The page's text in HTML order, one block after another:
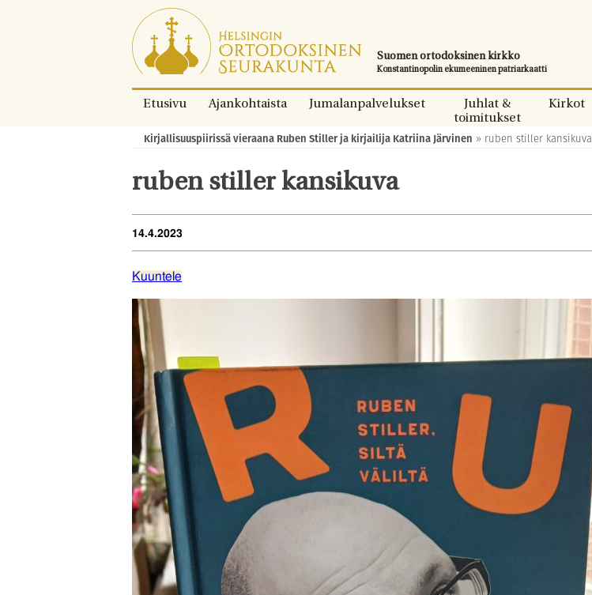
Siirry
suoraan
sisältöön.
Suomen ortodoksinen kirkko
Konstantinopolin ekumeeninen patriarkaatti
Etusivu Ajankohtaista Jumalanpalvelukset
Juhlat &
toimitukset
Kirkot
Murupolku:
Kirjallisuuspiirissä vieraana Ruben Stiller ja kirjailija Katriina Järvinen » ruben stiller kansikuva
ruben stiller kansikuva
14.4.2023
Kuuntele